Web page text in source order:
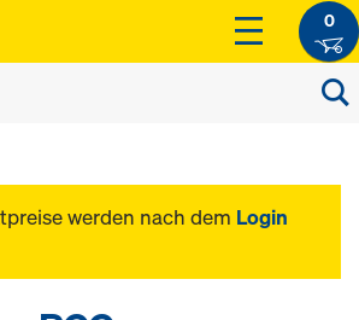
0
werden nach dem Login